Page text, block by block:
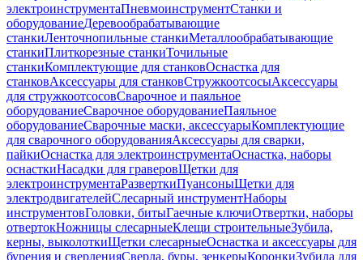
электроинструментаПневмоинструментСтанки и
оборудованиеДеревообрабатывающие
станкиЛенточнопильные станкиМеталлообрабатывающие
станкиПлиткорезные станкиТочильные
станкиКомплектующие для станковОснастка для
станковАксессуары для станковСтружкоотсосыАксессуары
для стружкоотсосовСварочное и паяльное
оборудованиеСварочное оборудованиеПаяльное
оборудованиеСварочные маски, аксессуарыКомплектующие
для сварочного оборудованияАксессуары для сварки,
пайкиОснастка для электроинструментаОснастка, наборы
оснасткиНасадки для граверовЩетки для
электроинструментаРазверткиПуансоныЩетки для
электродвигателейСлесарный инструментНаборы
инструментовГоловки, битыГаечные ключиОтвертки, наборы
отвертокНожницы слесарныеКлещи строительныеЗубила,
керны, выколоткиЩетки слесарныеОснастка и аксессуары для
бурения и сверленияСверла, буры, зенкерыКоронкиЗубила для